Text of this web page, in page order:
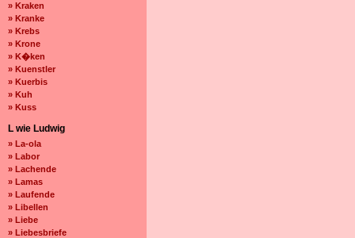
» Kraken
» Kranke
» Krebs
» Krone
» K�ken
» Kuenstler
» Kuerbis
» Kuh
» Kuss
L wie Ludwig
» La-ola
» Labor
» Lachende
» Lamas
» Laufende
» Libellen
» Liebe
» Liebesbriefe